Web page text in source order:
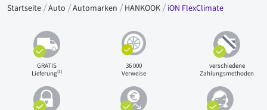
Startseite Auto Automarken HANKOOK iON FlexClimate
GRATIS
Lieferung(1)
36 000
Verweise
verschiedene
Zahlungsmethoden